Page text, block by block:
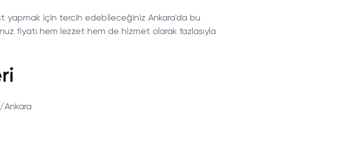
yapmak için tercih edebileceğiniz Ankara'da bu
fiyatı hem lezzet hem de hizmet olarak fazlasıyla
Ankara